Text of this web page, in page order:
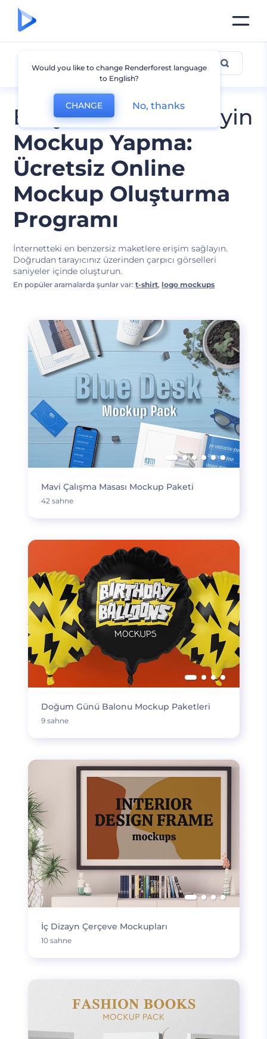
En iyilerini düzenleyin
Mockup Yapma:
Ücretsiz Online
Mockup Oluşturma
Programı
İnternetteki en benzersiz maketlere erişim sağlayın.
Doğrudan tarayıcınız üzerinden çarpıcı görselleri
saniyeler içinde oluşturun.
Mockup Tasarımları
En popüler aramalarda şunlar var:t-shirt, logo mockups
Mavi Çalışma Masası Mockup Paketi
42 sahne
Doğum Günü Balonu Mockup Paketleri
9 sahne
İç Dizayn Çerçeve Mockupları
10 sahne
Would you like to change Renderforest language
to English?
CHANGE No, thanks